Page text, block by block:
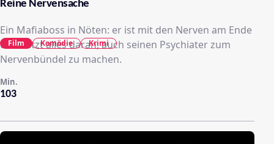
Reine Nervensache
Ein Mafiaboss in Nöten: er ist mit den Nerven am Ende
und setzt alles daran, auch seinen Psychiater zum
Nervenbündel zu machen.
103
Min.
Film Komödie Krimi